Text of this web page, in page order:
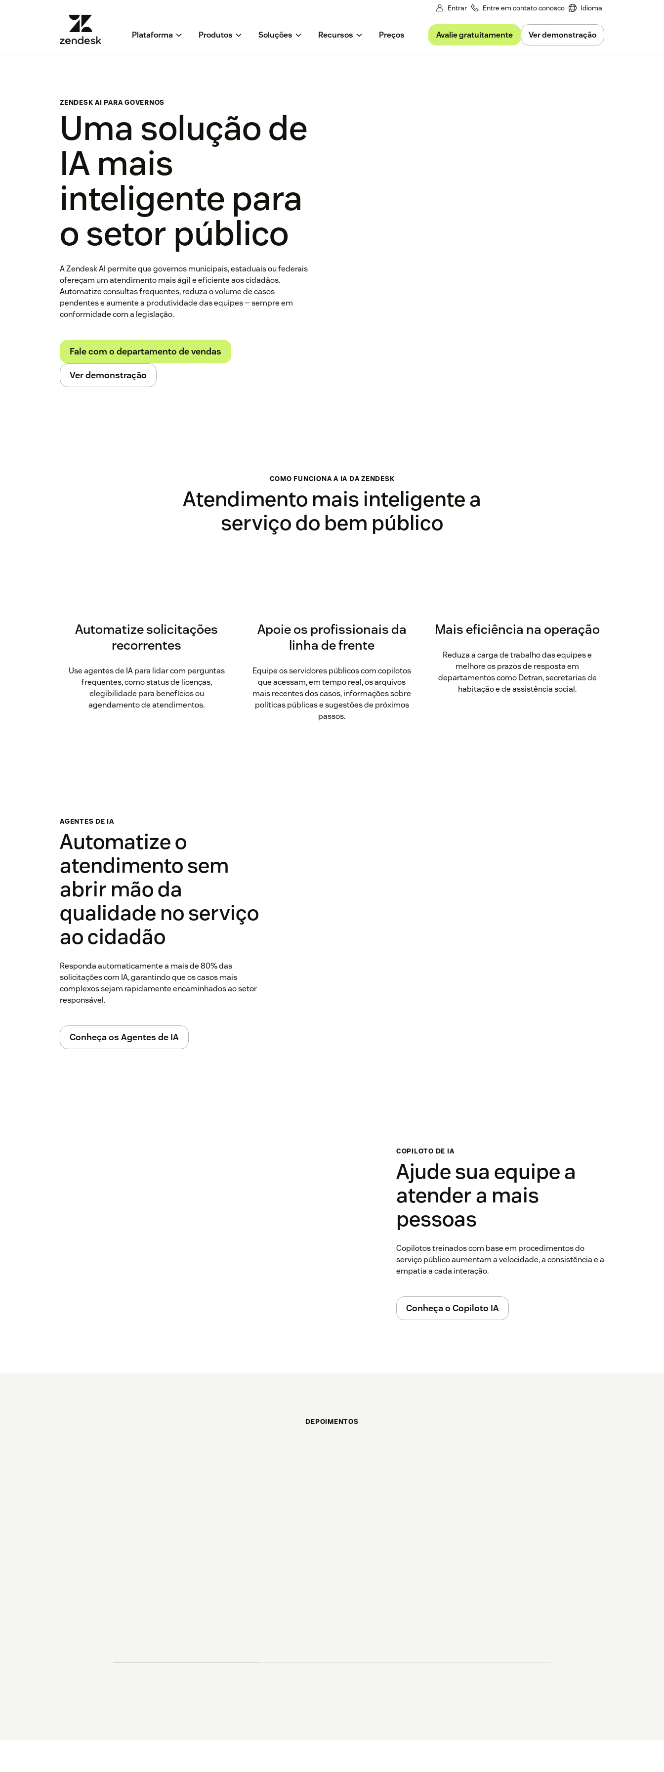
Entrar Entre em contato conosco Idioma
Plataforma Produtos Soluções Recursos Preços Avalie gratuitamente Ver demonstração
ZENDESK AI PARA GOVERNOS
Uma solução de
IA mais
inteligente para
o setor público
A Zendesk AI permite que governos municipais, estaduais ou federais
ofereçam um atendimento mais ágil e eficiente aos cidadãos.
Automatize consultas frequentes, reduza o volume de casos
pendentes e aumente a produtividade das equipes — sempre em
conformidade com a legislação.
Fale com o departamento de vendas
Ver demonstração
COMO FUNCIONA A IA DA ZENDESK
Atendimento mais inteligente a
serviço do bem público
Automatize solicitações
recorrentes
Use agentes de IA para lidar com perguntas
frequentes, como status de licenças,
elegibilidade para benefícios ou
agendamento de atendimentos.
Apoie os profissionais da
linha de frente
Equipe os servidores públicos com copilotos
que acessam, em tempo real, os arquivos
mais recentes dos casos, informações sobre
políticas públicas e sugestões de próximos
passos.
Mais eficiência na operação
Reduza a carga de trabalho das equipes e
melhore os prazos de resposta em
departamentos como Detran, secretarias de
habitação e de assistência social.
AGENTES DE IA
Automatize o
atendimento sem
abrir mão da
qualidade no serviço
ao cidadão
Responda automaticamente a mais de 80% das
solicitações com IA, garantindo que os casos mais
complexos sejam rapidamente encaminhados ao setor
responsável.
Conheça os Agentes de IA
COPILOTO DE IA
Ajude sua equipe a
atender a mais
pessoas
Copilotos treinados com base em procedimentos do
serviço público aumentam a velocidade, a consistência e a
empatia a cada interação.
Conheça o Copiloto IA
DEPOIMENTOS